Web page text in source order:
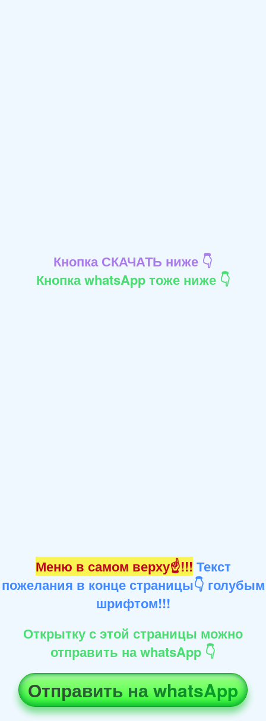
Кнопка СКАЧАТЬ ниже 👇
Кнопка whatsApp тоже ниже 👇
Меню в самом верху☝!!! Текст
пожелания в конце страницы👇 голубым
шрифтом!!!
Открытку с этой страницы можно
отправить на whatsApp 👇
Отправить на whatsApp